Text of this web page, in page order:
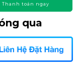
Thanh toán ngay
qua